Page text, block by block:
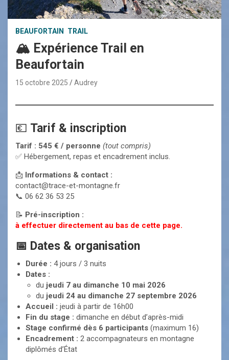
BEAUFORTAIN TRAIL
🏔️ Expérience Trail en
Beaufortain
15 octobre 2025 Audrey
💶 Tarif & inscription
Tarif : 545 € / personne (tout compris)
✅ Hébergement, repas et encadrement inclus.
📩 Informations & contact :
contact@trace-et-montagne.fr
📞 06 62 36 53 25
📝 Pré-inscription :
à effectuer directement au bas de cette page.
📅 Dates & organisation
Durée : 4 jours / 3 nuits
Dates :
du jeudi 7 au dimanche 10 mai 2026
du jeudi 24 au dimanche 27 septembre 2026
Accueil : jeudi à partir de 16h00
Fin du stage : dimanche en début d’après-midi
Stage confirmé dès 6 participants (maximum 16)
Encadrement : 2 accompagnateurs en montagne
diplômés d’État